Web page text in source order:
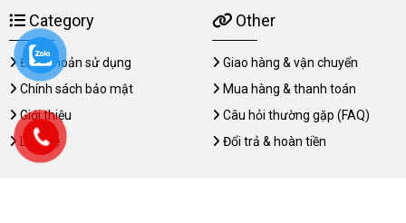
Category
Điều khoản sử dụng
Chính sách bảo mật
Giới thiệu
Liên hệ
Other
Giao hàng & vận chuyển
Mua hàng & thanh toán
Câu hỏi thường gặp (FAQ)
Đổi trả & hoàn tiền